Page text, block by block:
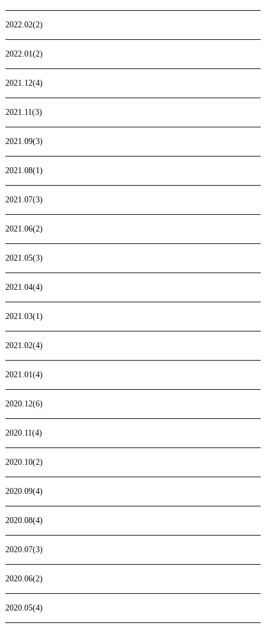
2022.02(2)
2022.01(2)
2021.12(4)
2021.11(3)
2021.09(3)
2021.08(1)
2021.07(3)
2021.06(2)
2021.05(3)
2021.04(4)
2021.03(1)
2021.02(4)
2021.01(4)
2020.12(6)
2020.11(4)
2020.10(2)
2020.09(4)
2020.08(4)
2020.07(3)
2020.06(2)
2020.05(4)